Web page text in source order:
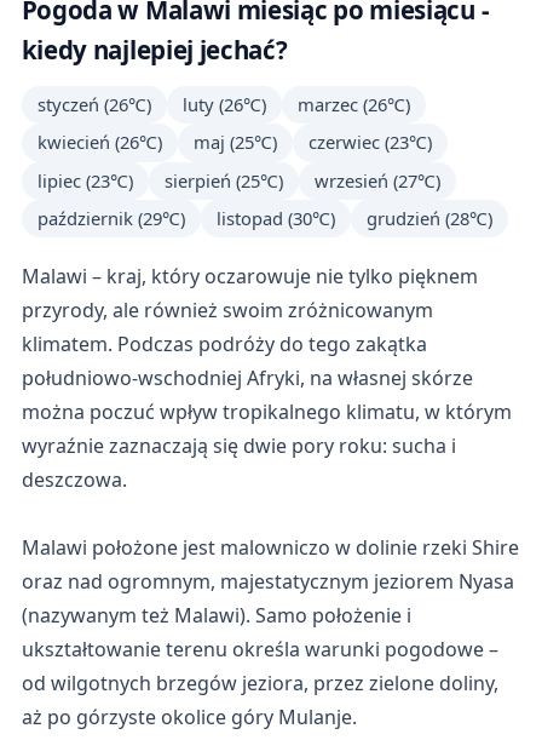
Pogoda w Malawi miesiąc po miesiącu -
kiedy najlepiej jechać?
styczeń (26℃) luty (26℃)
marzec (26℃)
kwiecień (26℃)
maj (25℃)
czerwiec (23℃)
lipiec (23℃)
sierpień (25℃)
wrzesień (27℃)
październik (29℃)
listopad (30℃) grudzień (28℃)
Malawi – kraj, który oczarowuje nie tylko pięknem
przyrody, ale również swoim zróżnicowanym
klimatem. Podczas podróży do tego zakątka
południowo-wschodniej Afryki, na własnej skórze
można poczuć wpływ tropikalnego klimatu, w którym
wyraźnie zaznaczają się dwie pory roku: sucha i
deszczowa.
Malawi położone jest malowniczo w dolinie rzeki Shire
oraz nad ogromnym, majestatycznym jeziorem Nyasa
(nazywanym też Malawi). Samo położenie i
ukształtowanie terenu określa warunki pogodowe –
od wilgotnych brzegów jeziora, przez zielone doliny,
aż po górzyste okolice góry Mulanje.